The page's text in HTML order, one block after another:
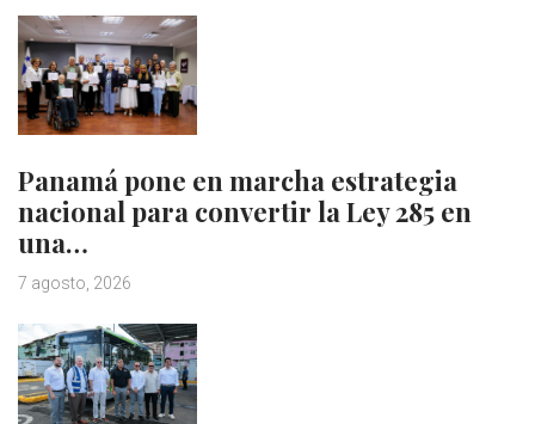
Panamá pone en marcha estrategia
nacional para convertir la Ley 285 en
una…
7 agosto, 2026